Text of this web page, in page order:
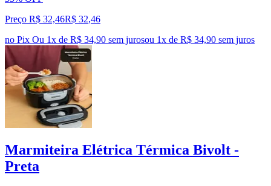
Preço R$ 32,46R$ 32,46
no Pix Ou 1x de R$ 34,90 sem jurosou 1x de R$ 34,90 sem juros
Marmiteira Elétrica Térmica Bivolt -
Preta